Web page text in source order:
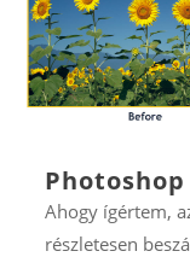
Ahogy ígértem,
részletesen